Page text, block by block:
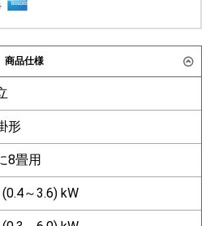
商品仕様
形
8畳用
～3.6) kW